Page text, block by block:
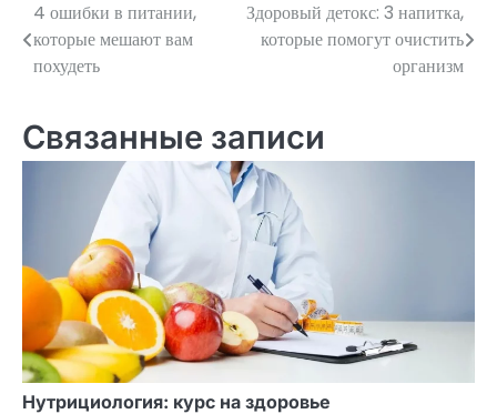
Навигация
по
4 ошибки в питании,
которые мешают вам
похудеть
Здоровый детокс: 3 напитка,
которые помогут очистить
организм
Связанные записи
Нутрициология: курс на здоровье